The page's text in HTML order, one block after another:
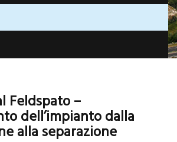
Feldspato –
dell’impianto dalla
alla separazione